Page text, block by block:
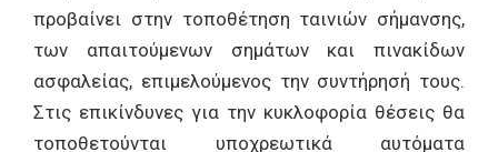
προβαίνει στην τοποθέτηση ταινιών σήμανσης,
των απαιτούμενων σημάτων και πινακίδων
ασφαλείας, επιμελούμενος την συντήρησή τους.
Στις επικίνδυνες για την κυκλοφορία θέσεις θα
τοποθετούνται υποχρεωτικά αυτόματα